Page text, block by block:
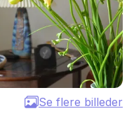
Se flere billeder